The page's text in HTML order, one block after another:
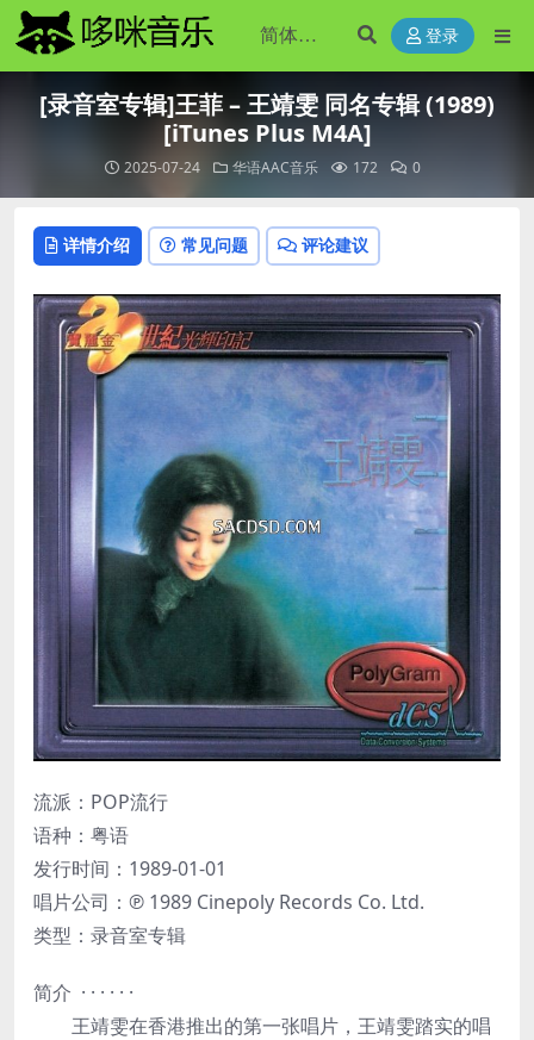
登录
[录音室专辑]王菲 – 王靖雯 同名专辑 (1989)
[iTunes Plus M4A]
2025-07-24 华语AAC音乐 172 0
详情介绍 常见问题 评论建议
流派：POP流行
语种：粤语
发行时间：1989-01-01
唱片公司：℗ 1989 Cinepoly Records Co. Ltd.
类型：录音室专辑
简介 · · · · · ·
王靖雯在香港推出的第一张唱片，王靖雯踏实的唱